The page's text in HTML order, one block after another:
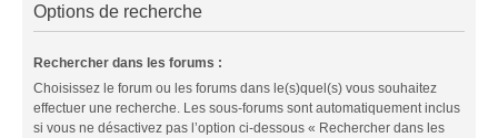
Options de recherche
Rechercher dans les forums :
Choisissez le forum ou les forums dans le(s)quel(s) vous souhaitez
effectuer une recherche. Les sous-forums sont automatiquement inclus
si vous ne désactivez pas l’option ci-dessous « Rechercher dans les